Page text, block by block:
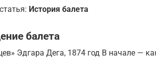
История балета
балета
Эдгара Дега, 1874 год В начале —